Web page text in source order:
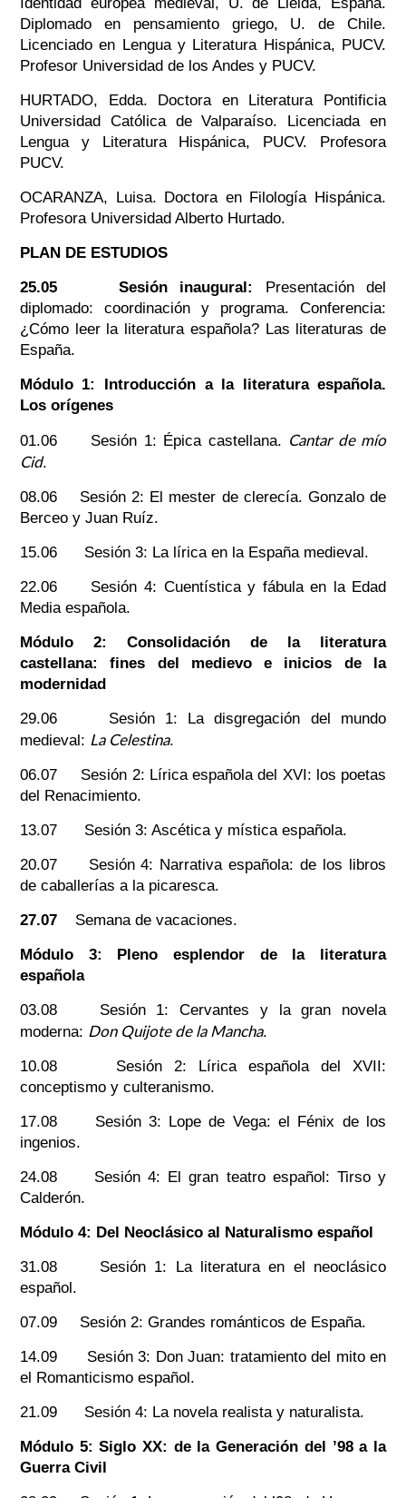
Identidad europea medieval, U. de Lleida, España.
Diplomado en pensamiento griego, U. de Chile.
Licenciado en Lengua y Literatura Hispánica, PUCV.
Profesor Universidad de los Andes y PUCV.
HURTADO, Edda. Doctora en Literatura Pontificia
Universidad Católica de Valparaíso. Licenciada en
Lengua y Literatura Hispánica, PUCV. Profesora
PUCV.
OCARANZA, Luisa. Doctora en Filología Hispánica.
Profesora Universidad Alberto Hurtado.
PLAN DE ESTUDIOS
25.05 Sesión inaugural:
Presentación del
diplomado: coordinación y programa. Conferencia:
¿Cómo leer la literatura española? Las literaturas de
España.
Módulo 1: Introducción a la literatura española.
Los orígenes
01.06 Sesión 1: Épica castellana. Cantar de mío
Cid.
08.06 Sesión 2: El mester de clerecía. Gonzalo de
Berceo y Juan Ruíz.
15.06 Sesión 3: La lírica en la España medieval.
22.06 Sesión 4: Cuentística y fábula en la Edad
Media española.
Módulo 2: Consolidación de la literatura
castellana: fines del medievo e inicios de la
modernidad
29.06 Sesión 1: La disgregación del mundo
medieval: La Celestina.
06.07 Sesión 2: Lírica española del XVI: los poetas
del Renacimiento.
13.07 Sesión 3: Ascética y mística española.
20.07 Sesión 4: Narrativa española: de los libros
de caballerías a la picaresca.
27.07 Semana de vacaciones.
Módulo 3: Pleno esplendor de la literatura
española
03.08 Sesión 1: Cervantes y la gran novela
moderna: Don Quijote de la Mancha.
10.08 Sesión 2: Lírica española del XVII:
conceptismo y culteranismo.
17.08 Sesión 3: Lope de Vega: el Fénix de los
ingenios.
24.08 Sesión 4: El gran teatro español: Tirso y
Calderón.
Módulo 4: Del Neoclásico al Naturalismo español
31.08 Sesión 1: La literatura en el neoclásico
español.
07.09 Sesión 2: Grandes románticos de España.
14.09 Sesión 3: Don Juan: tratamiento del mito en
el Romanticismo español.
21.09 Sesión 4: La novela realista y naturalista.
Módulo 5: Siglo XX: de la Generación del ’98 a la
Guerra Civil